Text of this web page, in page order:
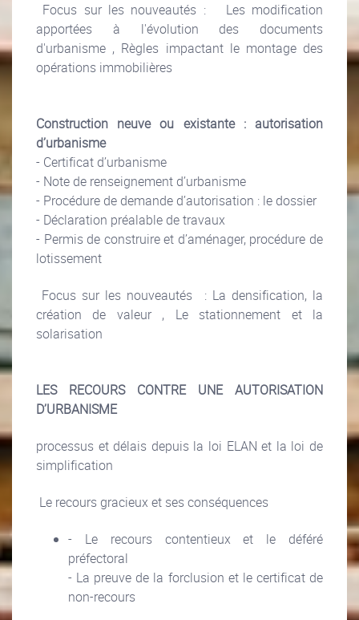
Focus sur les nouveautés : Les modification
apportées à l'évolution des documents
d'urbanisme , Règles impactant le montage des
opérations immobilières
Construction neuve ou existante : autorisation
d’urbanisme
- Certificat d’urbanisme
- Note de renseignement d’urbanisme
- Procédure de demande d’autorisation : le dossier
- Déclaration préalable de travaux
- Permis de construire et d’aménager, procédure de
lotissement
Focus sur les nouveautés : La densification, la
création de valeur , Le stationnement et la
solarisation
LES RECOURS CONTRE UNE AUTORISATION
D’URBANISME
processus et délais depuis la loi ELAN et la loi de
simplification
Le recours gracieux et ses conséquences
- Le recours contentieux et le déféré
préfectoral
- La preuve de la forclusion et le certificat de
non-recours